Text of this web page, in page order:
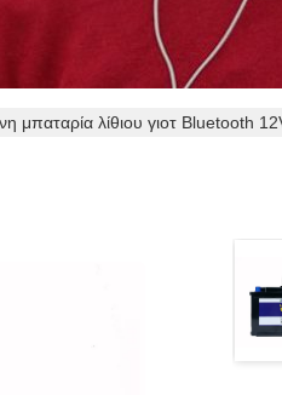
μπαταρία λίθιου γιοτ Bluetooth